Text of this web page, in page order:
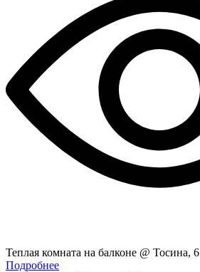
Теплая комната на балконе @ Тосина, 6
Подробнее